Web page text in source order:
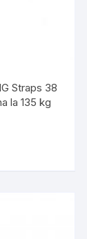
Straps 38
la 135 kg